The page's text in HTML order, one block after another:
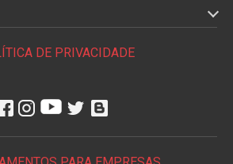
DE PRIVACIDADE